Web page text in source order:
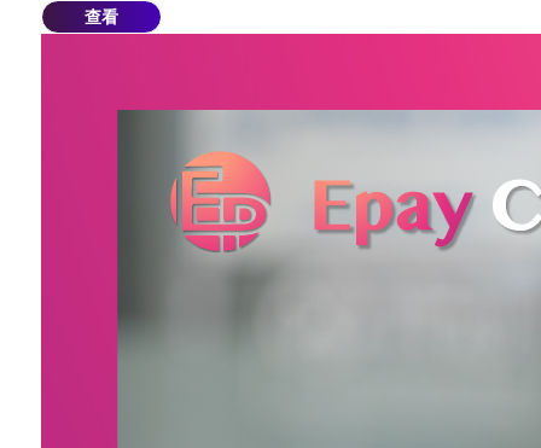
查看